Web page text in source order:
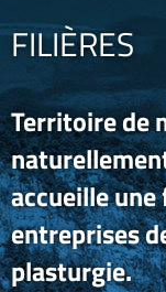
FILIÈRES
Territoire de
accueille
entreprises
plasturgie.